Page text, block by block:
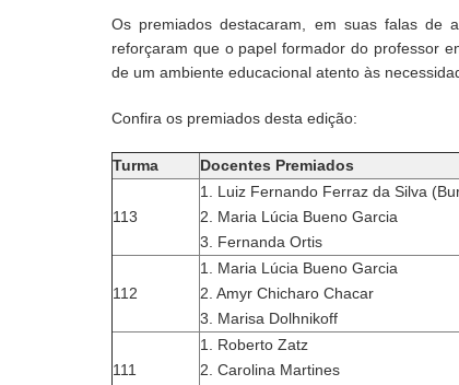
Os premiados destacaram, em suas falas de
reforçaram que o papel formador do professor
de um ambiente educacional atento às
Confira os premiados desta edição:
Turma Docentes Premiados
113
1. Luiz Fernando Ferraz da Silva
2. Maria Lúcia Bueno Garcia
3. Fernanda Ortis
112
1. Maria Lúcia Bueno Garcia
2. Amyr Chicharo Chacar
3. Marisa Dolhnikoff
111
1. Roberto Zatz
2. Carolina Martines